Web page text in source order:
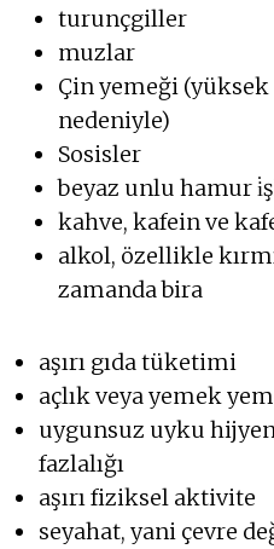
turunçgiller
muzlar
Çin yemeği
nedeniyle)
Sosisler
beyaz unlu hamur
kahve, kafein ve
alkol, özellikle
zamanda bira
aşırı gıda tüketimi
açlık veya yemek
uygunsuz uyku
fazlalığı
aşırı fiziksel aktivite
seyahat, yani çevre